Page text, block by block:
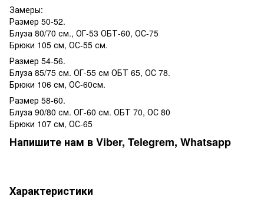
Замеры:
Размер 50-52.
Блуза 80/70 см., ОГ-53 ОБТ-60, ОС-75
Брюки 105 см, ОС-55 см.
Размер 54-56.
Блуза 85/75 см. ОГ-55 см ОБТ 65, ОС 78.
Брюки 106 см, ОС-60см.
Размер 58-60.
Блуза 90/80 см. ОГ-60 см. ОБТ 70, ОС 80
Брюки 107 см, ОС-65
Напишите нам в Viber, Telegrem, Whatsapp
Характеристики